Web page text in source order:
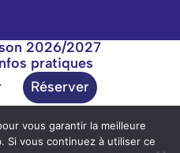
2026/2027
pratiques
Réserver
vous garantir la meilleure
Si vous continuez à utiliser ce